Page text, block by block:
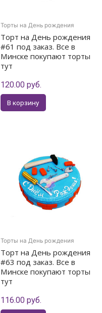
Торты на День рождения
Торт на День рождения
#61 под заказ. Все в
Минске покупают торты
тут
120.00 руб.
В корзину
Торты на День рождения
Торт на День рождения
#63 под заказ. Все в
Минске покупают торты
тут
116.00 руб.